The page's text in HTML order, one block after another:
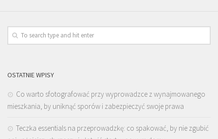
OSTATNIE WPISY
Co warto sfotografować przy wyprowadzce z wynajmowanego
mieszkania, by uniknąć sporów i zabezpieczyć swoje prawa
Teczka essentials na przeprowadzkę: co spakować, by nie zgubić